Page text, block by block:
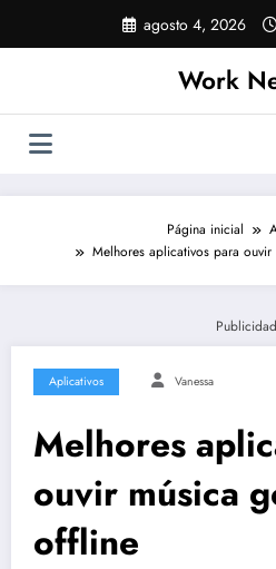
o
agosto 4, 2026
Work
Página inicial
Melhores aplicativos para
Aplicativos Vanessa
Melhores
ouvir música
offline